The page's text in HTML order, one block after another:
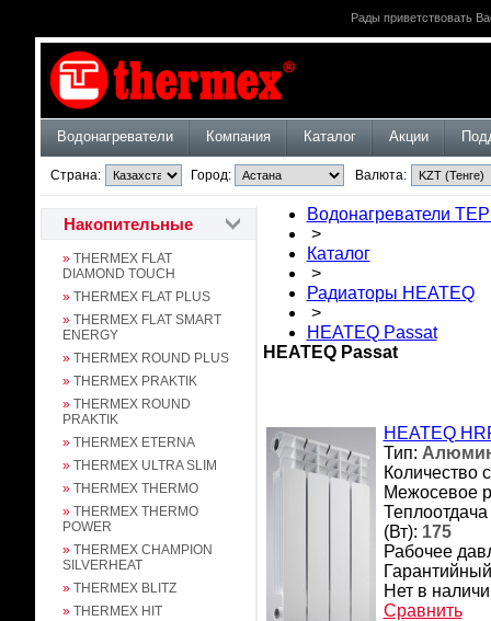
Рады приветствовать
Водонагреватели Компания Каталог Акции
Страна: Город: Валюта:
Накопительные
» THERMEX FLAT
DIAMOND TOUCH
» THERMEX FLAT PLUS
» THERMEX FLAT SMART
ENERGY
» THERMEX ROUND PLUS
» THERMEX PRAKTIK
» THERMEX ROUND
PRAKTIK
» THERMEX ETERNA
» THERMEX ULTRA SLIM
» THERMEX THERMO
» THERMEX THERMO
POWER
» THERMEX CHAMPION
SILVERHEAT
» THERMEX BLITZ
» THERMEX HIT
Водонагреватели
>
Каталог
>
Радиаторы HEATEQ
>
HEATEQ Passat
HEATEQ Passat
HEATEQ
Тип:
Количество
Межосевое
(Вт): 175
Рабочее
Нет в
Сравнить